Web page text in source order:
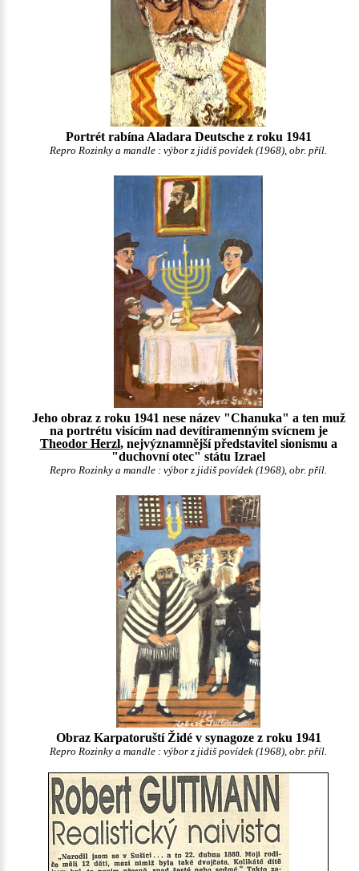
Portrét rabína Aladara Deutsche z roku 1941
Repro Rozinky a mandle : výbor z jidiš povídek (1968), obr. příl.
Jeho obraz z roku 1941 nese název "Chanuka" a ten muž
na portrétu visícím nad devítiramenným svícnem je
Theodor Herzl, nejvýznamnější představitel sionismu a
"duchovní otec" státu Izrael
Repro Rozinky a mandle : výbor z jidiš povídek (1968), obr. příl.
Obraz Karpatoruští Židé v synagoze z roku 1941
Repro Rozinky a mandle : výbor z jidiš povídek (1968), obr. příl.